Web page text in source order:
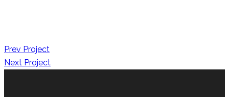
Prev Project
Next Project